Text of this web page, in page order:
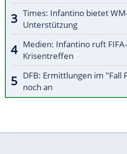
Times: Infantino bietet
Unterstützung
Medien: Infantino ruft
Krisentreffen
DFB: Ermittlungen im "Fall
noch an